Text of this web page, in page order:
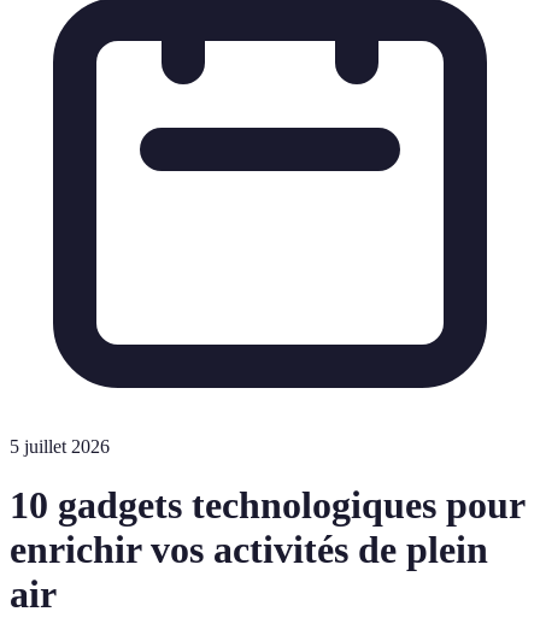
5 juillet 2026
10 gadgets technologiques pour
enrichir vos activités de plein
air